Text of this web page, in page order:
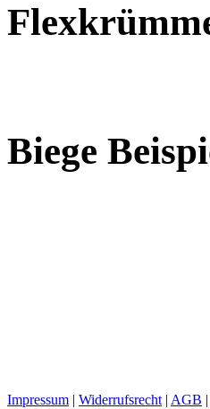
Biege
Impressum | Widerrufsrecht | AGB |